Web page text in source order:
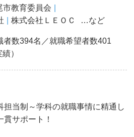
市教育委員会
株式会社ＬＥＯＣ …など
者数394名／就職希望者数401
）
担当制～学科の就職事情に精通し
サポート！